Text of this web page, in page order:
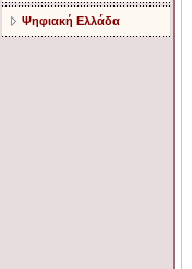
Ψηφιακή Ελλάδα